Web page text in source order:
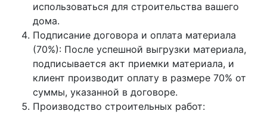
использоваться для строительства вашего
дома.
Подписание договора и оплата материала
(70%): После успешной выгрузки материала,
подписывается акт приемки материала, и
клиент производит оплату в размере 70% от
суммы, указанной в договоре.
Производство строительных работ: